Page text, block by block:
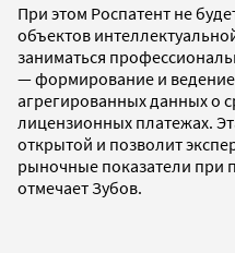
При этом Роспатент не
объектов
заниматься
— формирование и
агрегированных данных о
лицензионных платежах.
открытой и позволит
рыночные показатели при
отмечает Зубов.